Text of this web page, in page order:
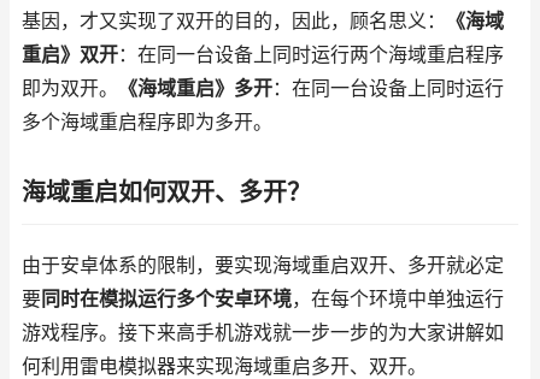
基因，才又实现了双开的目的，因此，顾名思义：
《海域
重启》双开：在同一台设备上同时运行两个海域重启程序
即为双开。
《海域重启》多开：在同一台设备上同时运行
多个海域重启程序即为多开。
海域重启如何双开、多开？
由于安卓体系的限制，要实现海域重启双开、多开就必定
要同时在模拟运行多个安卓环境，在每个环境中单独运行
游戏程序。接下来高手机游戏就一步一步的为大家讲解如
何利用雷电模拟器来实现海域重启多开、双开。